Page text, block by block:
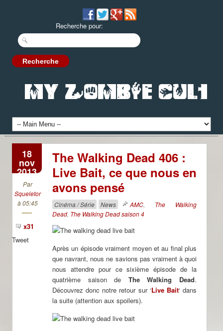
Recherche pour:
18
nov
2013
Par
Squeletor
à 05:45
x31
Tweet
The Walking Dead 406 :
Live Bait, ce que nous en
avons pensé
Cinéma / Série News AMC, The Walking
Dead, The Walking Dead saison 4
Après un épisode vraiment moyen et au final plus
que navrant, nous ne savions pas vraiment à quoi
nous attendre pour ce sixième épisode de la
quatrième saison de The Walking Dead.
Découvrez donc notre retour sur ‘Live Bait‘ dans
la suite (attention aux spoilers).